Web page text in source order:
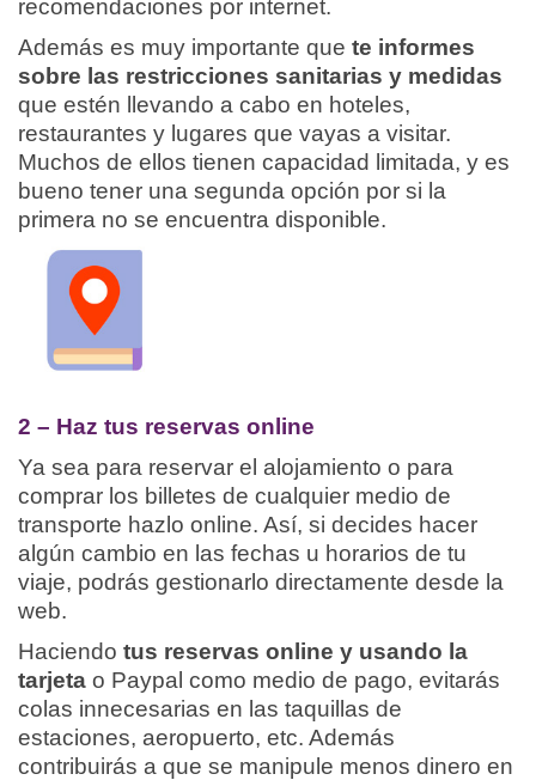
recomendaciones por internet.
Además es muy importante que te informes
sobre las restricciones sanitarias y medidas
que estén llevando a cabo en hoteles,
restaurantes y lugares que vayas a visitar.
Muchos de ellos tienen capacidad limitada, y es
bueno tener una segunda opción por si la
primera no se encuentra disponible.
2 – Haz tus reservas online
Ya sea para reservar el alojamiento o para
comprar los billetes de cualquier medio de
transporte hazlo online. Así, si decides hacer
algún cambio en las fechas u horarios de tu
viaje, podrás gestionarlo directamente desde la
web.
Haciendo tus reservas online y usando la
tarjeta o Paypal como medio de pago, evitarás
colas innecesarias en las taquillas de
estaciones, aeropuerto, etc. Además
contribuirás a que se manipule menos dinero en